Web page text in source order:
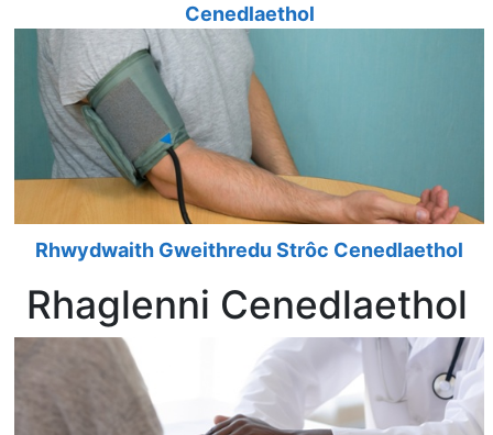
Cenedlaethol
Rhwydwaith Gweithredu Strôc Cenedlaethol
Rhaglenni Cenedlaethol